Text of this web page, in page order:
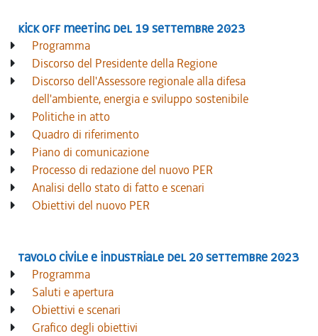
Kick off meeting del 19 settembre 2023
Programma
Discorso del Presidente della Regione
Discorso dell'Assessore regionale alla difesa
dell'ambiente, energia e sviluppo sostenibile
Politiche in atto
Quadro di riferimento
Piano di comunicazione
Processo di redazione del nuovo PER
Analisi dello stato di fatto e scenari
Obiettivi del nuovo PER
Tavolo civile e industriale del 20 settembre 2023
Programma
Saluti e apertura
Obiettivi e scenari
Grafico degli obiettivi